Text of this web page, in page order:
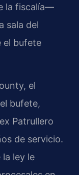
la fiscalía—
sala del
el bufete
el
bufete,
Patrullero
de servicio.
ley le